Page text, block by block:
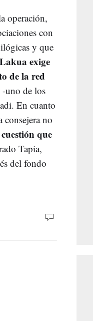
operación,
con
y que
Lakua exige
de la red
uno de los
En cuanto
consejera no
que
Tapia,
del fondo